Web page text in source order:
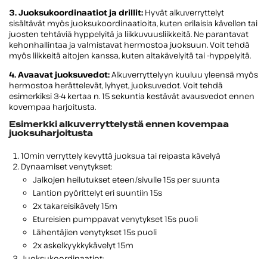
3. Juoksukoordinaatiot ja drillit: Hyvät alkuverryttelyt
sisältävät myös juoksukoordinaatioita, kuten erilaisia kävellen tai
juosten tehtäviä hyppelyitä ja liikkuvuusliikkeitä. Ne parantavat
kehonhallintaa ja valmistavat hermostoa juoksuun. Voit tehdä
myös liikkeitä aitojen kanssa, kuten aitakävelyitä tai -hyppelyitä.
4. Avaavat juoksuvedot:Alkuverryttelyyn kuuluu yleensä myös
hermostoa herättelevät, lyhyet, juoksuvedot. Voit tehdä
esimerkiksi 3-4 kertaa n. 15 sekuntia kestävät avausvedot ennen
kovempaa harjoitusta.
Esimerkki alkuverryttelystä ennen kovempaa
juoksuharjoitusta
10min verryttely kevyttä juoksua tai reipasta kävelyä
Dynaamiset venytykset:
Jalkojen heilutukset eteen/sivulle 15s per suunta
Lantion pyörittelyt eri suuntiin 15s
2x takareisikävely 15m
Etureisien pumppavat venytykset 15s puoli
Lähentäjien venytykset 15s puoli
2x askelkyykkykävelyt 15m